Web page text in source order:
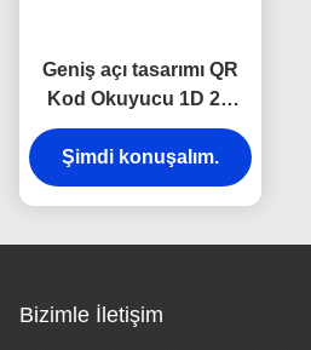
Geniş açı tasarımı QR
Kod Okuyucu 1D 2D
Barkod Tarama Motoru
Bilet Makinesi
Şimdi konuşalım.
Bizimle İletişim